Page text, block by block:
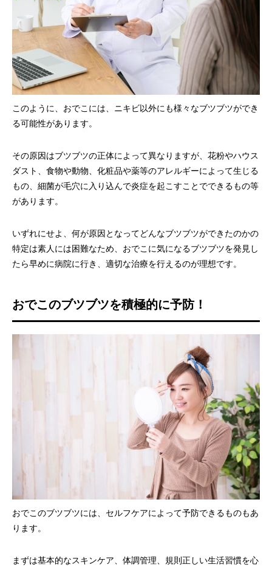
このように、おでこには、ニキビ以外にも様々なブツブツができ
る可能性があります。
その原因はブツブツの正体によって異なりますが、花粉やハウス
ダスト、食物や動物、化粧品や薬等のアレルギーによって生じる
もの、細菌が毛穴に入り込んで炎症を起こすことでできるもの等
があります。
いずれにせよ、何が原因となってどんなブツブツができたのかの
特定は素人には困難なため、おでこに気になるブツブツを発見し
たら早めに病院に行き、適切な治療を行えるのが理想です。
おでこのブツブツを積極的に予防！
おでこのブツブツには、セルフケアによって予防できるものもあ
ります。
まずは基本的なスキンケア、体調管理、規則正しい生活習慣を心